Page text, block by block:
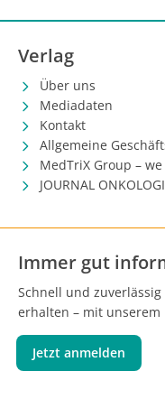
Verlag
Über uns
Mediadaten
Kontakt
Allgemeine
MedTriX Group –
JOURNAL
Immer gut
Schnell und
erhalten – mit unserem
Jetzt anmelden